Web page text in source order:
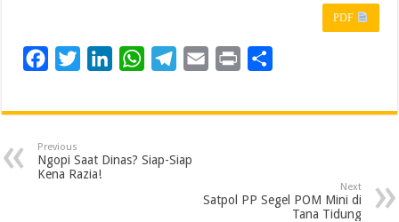
PDF
c
b
o
i
t
e
n
e
W
a
s
l
g
a
i
a
Previous
Ngopi Saat Dinas? Siap-Siap
Kena Razia!
Next
Satpol PP Segel POM Mini di
Tana Tidung